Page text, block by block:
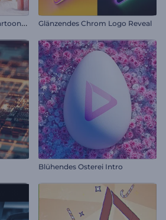
F
röhliche Weihnachts-Cartoon-Einleitung Glänzendes Chrom Logo Reveal
Blühendes Osterei Intro